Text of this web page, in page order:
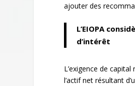
ajouter des
L’EIOPA
d’intérêt
L’exigence de
l’actif net résultant